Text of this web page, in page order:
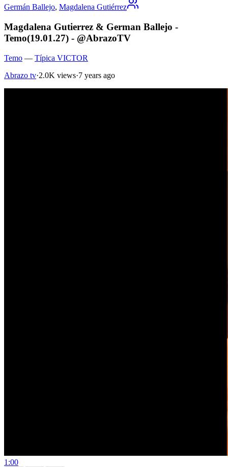
Germán Ballejo, Magdalena Gutiérrez
Magdalena Gutierrez & German Ballejo -
Temo(19.01.27) - @AbrazoTV
Temo — Típica VICTOR
Abrazo tv·2.0K views·7 years ago
1:00